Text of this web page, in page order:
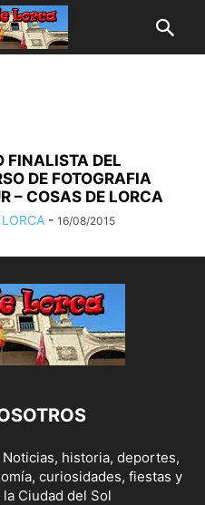
FINALISTA DEL
DE FOTOGRAFIA
– COSAS DE LORCA
- 16/08/2015
historia, deportes,
curiosidades, fiestas y
Ciudad del Sol